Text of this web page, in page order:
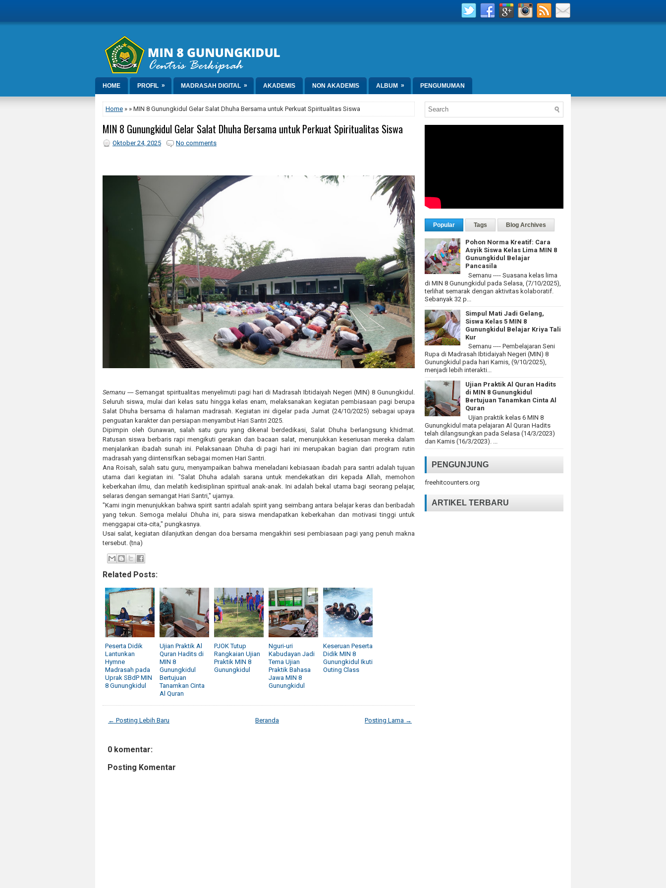
HOME PROFIL » MADRASAH DIGITAL » AKADEMIS NON AKADEMIS ALBUM » PENGUMUMAN
Home » » MIN 8 Gunungkidul Gelar Salat Dhuha Bersama untuk Perkuat Spiritualitas Siswa
MIN 8 Gunungkidul Gelar Salat Dhuha Bersama untuk Perkuat Spiritualitas Siswa
Oktober 24, 2025 No comments
Semanu ---- Semangat spiritualitas menyelimuti pagi hari di Madrasah Ibtidaiyah Negeri (MIN) 8 Gunungkidul.
Seluruh siswa, mulai dari kelas satu hingga kelas enam, melaksanakan kegiatan pembiasaan pagi berupa
Salat Dhuha bersama di halaman madrasah. Kegiatan ini digelar pada Jumat (24/10/2025) sebagai upaya
penguatan karakter dan persiapan menyambut Hari Santri 2025.
Dipimpin oleh Gunawan, salah satu guru yang dikenal berdedikasi, Salat Dhuha berlangsung khidmat.
Ratusan siswa berbaris rapi mengikuti gerakan dan bacaan salat, menunjukkan keseriusan mereka dalam
menjalankan ibadah sunah ini. Pelaksanaan Dhuha di pagi hari ini merupakan bagian dari program rutin
madrasah yang diintensifkan sebagai momen Hari Santri.
Ana Roisah, salah satu guru, menyampaikan bahwa meneladani kebiasaan ibadah para santri adalah tujuan
utama dari kegiatan ini. "Salat Dhuha adalah sarana untuk mendekatkan diri kepada Allah, memohon
keberkahan ilmu, dan melatih kedisiplinan spiritual anak-anak. Ini adalah bekal utama bagi seorang pelajar,
selaras dengan semangat Hari Santri," ujarnya.
"Kami ingin menunjukkan bahwa spirit santri adalah spirit yang seimbang antara belajar keras dan beribadah
yang tekun. Semoga melalui Dhuha ini, para siswa mendapatkan keberkahan dan motivasi tinggi untuk
menggapai cita-cita," pungkasnya.
Usai salat, kegiatan dilanjutkan dengan doa bersama mengakhiri sesi pembiasaan pagi yang penuh makna
tersebut. (tna)
Related Posts:
Peserta Didik
Lantunkan
Hymne
Madrasah pada
Uprak SBdP MIN
8 Gunungkidul
Ujian Praktik Al
Quran Hadits di
MIN 8
Gunungkidul
Bertujuan
Tanamkan Cinta
Al Quran
PJOK Tutup
Rangkaian Ujian
Praktik MIN 8
Gunungkidul
Nguri-uri
Kabudayan Jadi
Tema Ujian
Praktik Bahasa
Jawa MIN 8
Gunungkidul
Keseruan Peserta
Didik MIN 8
Gunungkidul Ikuti
Outing Class
← Posting Lebih Baru Posting Lama →
Beranda
0 komentar:
Posting Komentar
Popular Tags Blog Archives
Pohon Norma Kreatif: Cara
Asyik Siswa Kelas Lima MIN 8
Gunungkidul Belajar
Pancasila
Semanu ---- Suasana kelas lima
di MIN 8 Gunungkidul pada Selasa, (7/10/2025),
terlihat semarak dengan aktivitas kolaboratif.
Sebanyak 32 p...
Simpul Mati Jadi Gelang,
Siswa Kelas 5 MIN 8
Gunungkidul Belajar Kriya Tali
Kur
Semanu ---- Pembelajaran Seni
Rupa di Madrasah Ibtidaiyah Negeri (MIN) 8
Gunungkidul pada hari Kamis, (9/10/2025),
menjadi lebih interakti...
Ujian Praktik Al Quran Hadits
di MIN 8 Gunungkidul
Bertujuan Tanamkan Cinta Al
Quran
Ujian praktik kelas 6 MIN 8
Gunungkidul mata pelajaran Al Quran Hadits
telah dilangsungkan pada Selasa (14/3/2023)
dan Kamis (16/3/2023). ...
PENGUNJUNG
freehitcounters.org
ARTIKEL TERBARU